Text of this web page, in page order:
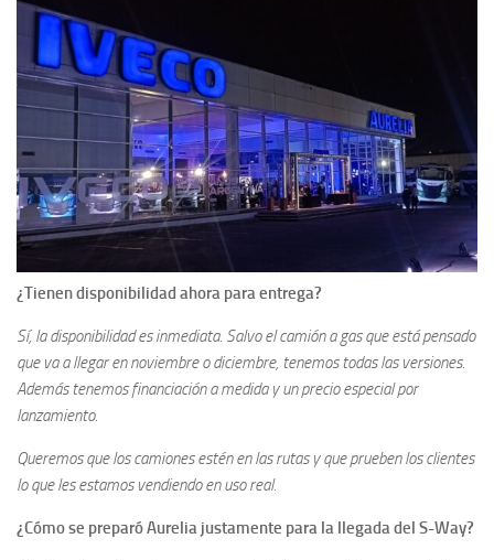
¿Tienen disponibilidad ahora para entrega?
Sí, la disponibilidad es inmediata. Salvo el camión a gas que está pensado
que va a llegar en noviembre o diciembre, tenemos todas las versiones.
Además tenemos financiación a medida y un precio especial por
lanzamiento.
Queremos que los camiones estén en las rutas y que prueben los clientes
lo que les estamos vendiendo en uso real.
¿Cómo se preparó Aurelia justamente para la llegada del S-Way?